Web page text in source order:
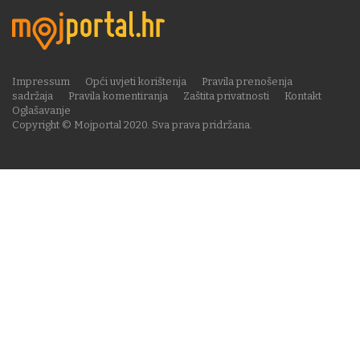
Copyright © Mojportal 2020. Sva prava pridržana.
Impressum Opći uvjeti korištenja
Pravila prenošenja
sadržaja
Pravila komentiranja Zaštita privatnosti
Kontakt
Oglašavanje